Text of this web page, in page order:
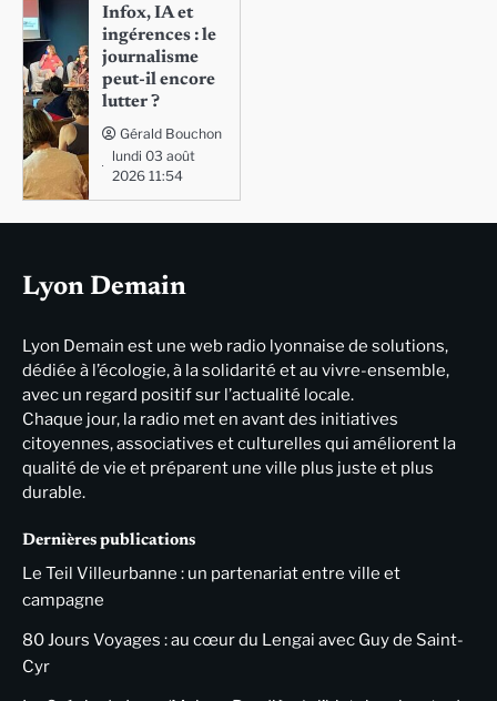
Infox, IA et
ingérences : le
journalisme
peut-il encore
lutter ?
Gérald Bouchon
lundi 03 août
2026 11:54
Lyon Demain
Lyon Demain est une web radio lyonnaise de solutions,
dédiée à l’écologie, à la solidarité et au vivre-ensemble,
avec un regard positif sur l’actualité locale.
Chaque jour, la radio met en avant des initiatives
citoyennes, associatives et culturelles qui améliorent la
qualité de vie et préparent une ville plus juste et plus
durable.
Dernières publications
Le Teil Villeurbanne : un partenariat entre ville et
campagne
80 Jours Voyages : au cœur du Lengai avec Guy de Saint-
Cyr